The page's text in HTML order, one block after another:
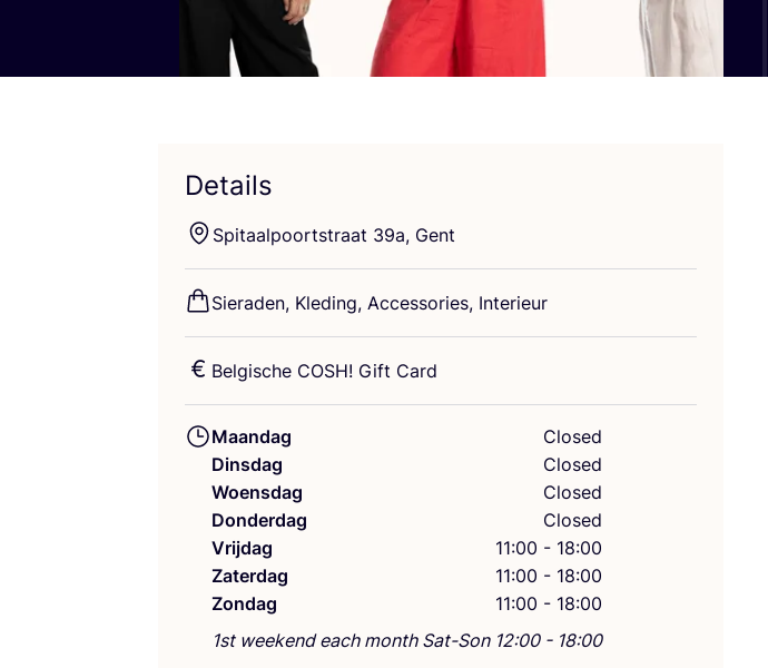
Details
Spi­taal­poort­straat 39a, Gent
Sie­ra­den, Kle­ding, Acces­so­ries, Interieur
Bel­gi­sche COSH! Gift Card
Maandag
Closed
Dinsdag
Closed
Woensdag
Closed
Donderdag
Closed
Vrijdag
11:00 - 18:00
Zaterdag
11:00 - 18:00
Zondag
11:00 - 18:00
1st weekend each month Sat-Son 12:00 - 18:00